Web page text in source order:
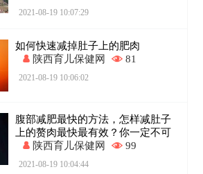
2021-08-19 10:07:29
如何快速减掉肚子上的肥肉
陕西育儿保健网
81
2021-08-19 10:06:02
腹部减肥最快的方法，怎样减肚子
上的赘肉最快最有效？你一定不可
陕西育儿保健网
99
2021-08-19 10:04:44